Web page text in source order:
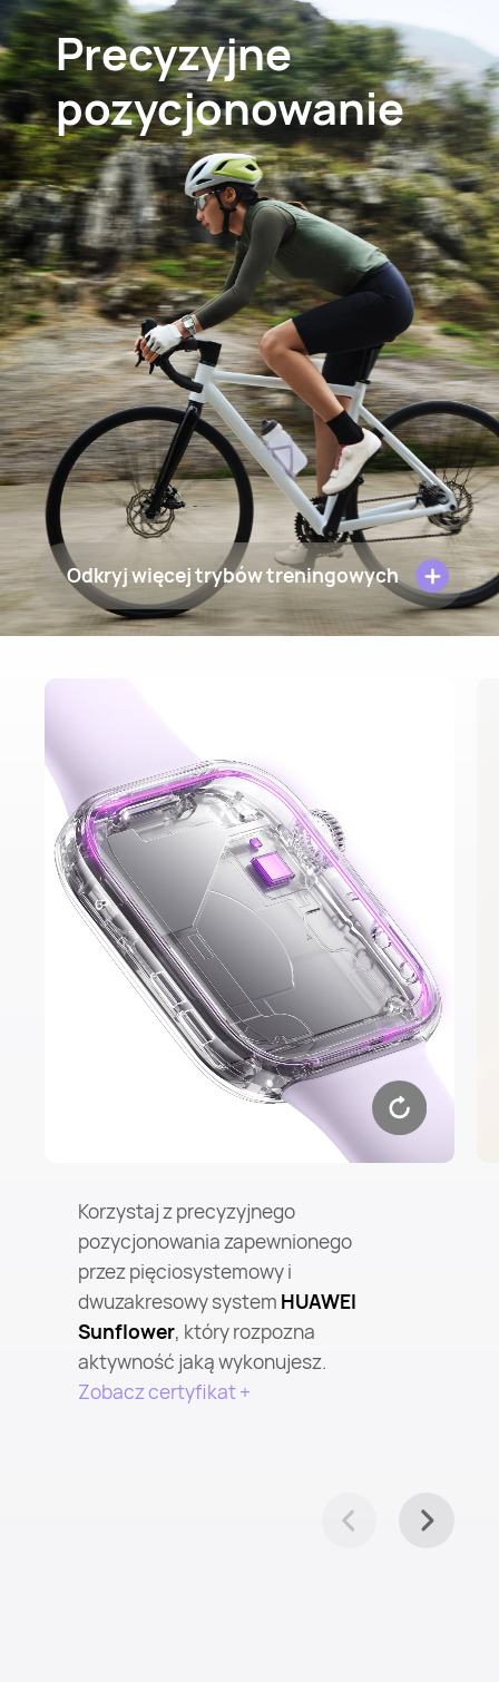
Precyzyjne
pozycjonowanie
Odkryj więcej trybów treningowych
Korzystaj z precyzyjnego
pozycjonowania zapewnionego
przez pięciosystemowy i
dwuzakresowy system HUAWEI
Sunflower, który rozpozna
aktywność jaką wykonujesz.
Zobacz certyfikat +